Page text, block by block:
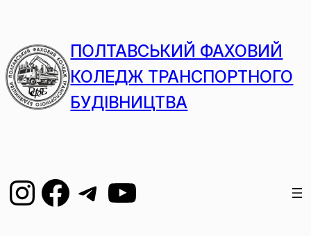
ПОЛТАВСЬКИЙ ФАХОВИЙ
КОЛЕДЖ ТРАНСПОРТНОГО
БУДІВНИЦТВА